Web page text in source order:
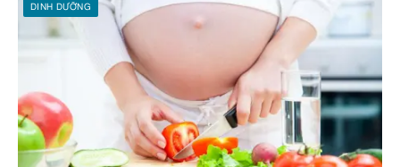
DINH DƯỠNG